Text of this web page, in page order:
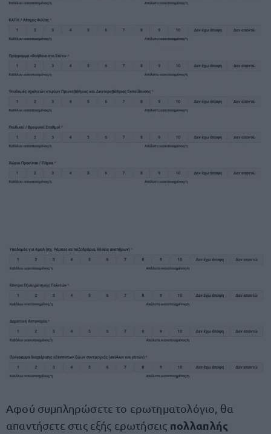
Αφού συμπληρώσετε το ερωτηματολόγιο, θα
απαντήσετε στις εξής ερωτήσεις πολλαπλής